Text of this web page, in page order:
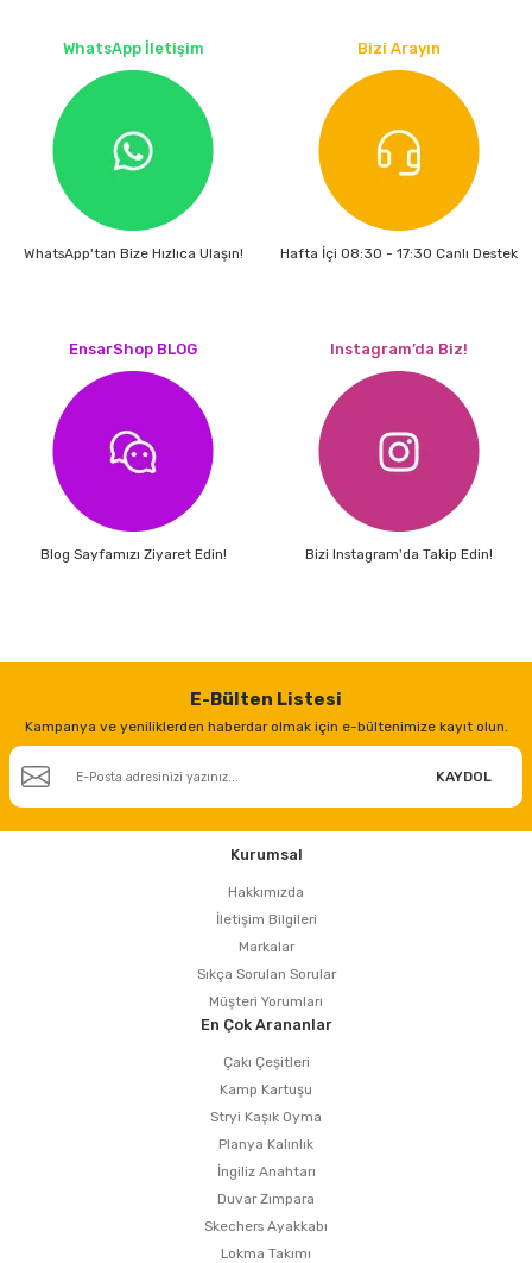
WhatsApp İletişim
WhatsApp'tan Bize Hızlıca Ulaşın!
Bizi Arayın
Hafta İçi 08:30 - 17:30 Canlı Destek
EnsarShop BLOG
Blog Sayfamızı Ziyaret Edin!
Instagram’da Biz!
Bizi Instagram'da Takip Edin!
E-Bülten Listesi
Kampanya ve yeniliklerden haberdar olmak için e-bültenimize kayıt olun.
KAYDOL
Kurumsal
Hakkımızda
İletişim Bilgileri
Markalar
Sıkça Sorulan Sorular
Müşteri Yorumları
En Çok Arananlar
Çakı Çeşitleri
Kamp Kartuşu
Stryi Kaşık Oyma
Planya Kalınlık
İngiliz Anahtarı
Duvar Zımpara
Skechers Ayakkabı
Lokma Takımı